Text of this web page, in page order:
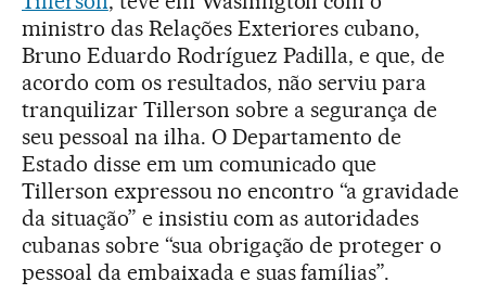
ministro das Relações Exteriores cubano,
Bruno Eduardo Rodríguez Padilla, e que, de
acordo com os resultados, não serviu para
tranquilizar Tillerson sobre a segurança de
seu pessoal na ilha. O Departamento de
Estado disse em um comunicado que
Tillerson expressou no encontro “a gravidade
da situação” e insistiu com as autoridades
cubanas sobre “sua obrigação de proteger o
pessoal da embaixada e suas famílias”.